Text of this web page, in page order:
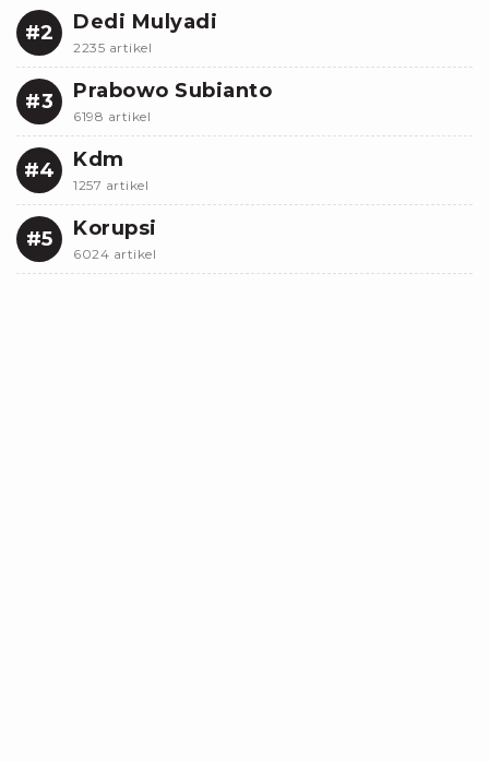
#2 Dedi Mulyadi
2235 artikel
#3 Prabowo Subianto
6198 artikel
#4 Kdm
1257 artikel
#5 Korupsi
6024 artikel